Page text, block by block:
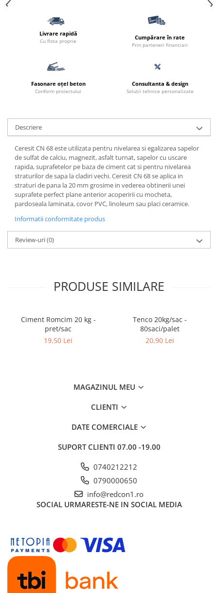
Livrare rapidă
Cu flota proprie Cumpărare în rate
Prin parteneri financiari
Fasonare oțel beton
Conform proiectului
Consultanta & design
Soluții tehnice personalizate
Descriere
Ceresit CN 68 este utilizata pentru nivelarea si egalizarea sapelor
de sulfat de calciu, magnezit, asfalt turnat, sapelor cu uscare
rapida, suprafetelor pe baza de ciment cat si pentru nivelarea
straturilor de sapa la cladiri vechi. Ceresit CN 68 se aplica in
straturi de pana la 20 mm grosime in vederea obtinerii unei
suprafete perfect plane anterior acoperirii cu mocheta,
pardoseala laminata, covor PVC, linoleum sau placi ceramice.
Informatii conformitate produs
Review-uri(0)
PRODUSE SIMILARE
Ciment Romcim 20 kg -
pret/sac
19,50 Lei
Tenco 20kg/sac -
80saci/palet
20,90 Lei
MAGAZINUL MEU
CLIENTI
DATE COMERCIALE
SUPORT CLIENTI 07.00 -19.00
0740212212
0790000650
info@redcon1.ro
SOCIAL URMARESTE-NE IN SOCIAL MEDIA